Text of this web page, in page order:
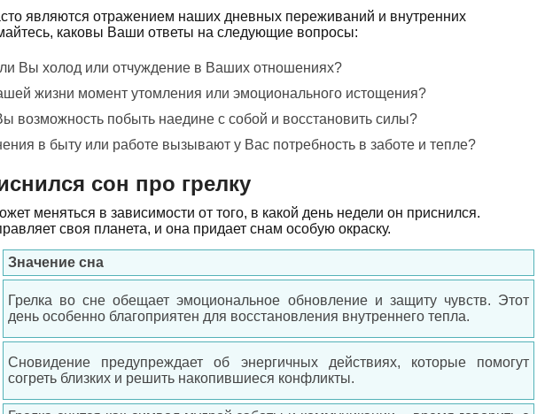
являются отражением наших дневных переживаний и внутренних
каковы Ваши ответы на следующие вопросы:
ли Вы холод или отчуждение в Ваших отношениях?
жизни момент утомления или эмоционального истощения?
возможность побыть наедине с собой и восстановить силы?
в быту или работе вызывают у Вас потребность в заботе и тепле?
сон про грелку
меняться в зависимости от того, в какой день недели он приснился.
своя планета, и она придает снам особую окраску.
Значение сна
Грелка во сне обещает эмоциональное обновление и защиту чувств. Этот
день особенно благоприятен для восстановления внутреннего тепла.
Сновидение предупреждает об энергичных действиях, которые помогут
согреть близких и решить накопившиеся конфликты.